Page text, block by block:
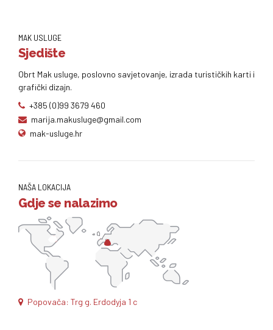
MAK USLUGE
Sjedište
Obrt Mak usluge, poslovno savjetovanje, izrada turističkih karti i
grafički dizajn.
+385 (0)99 3679 460
marija.makusluge@gmail.com
mak-usluge.hr
NAŠA LOKACIJA
Gdje se nalazimo
Popovača: Trg g. Erdodyja 1 c